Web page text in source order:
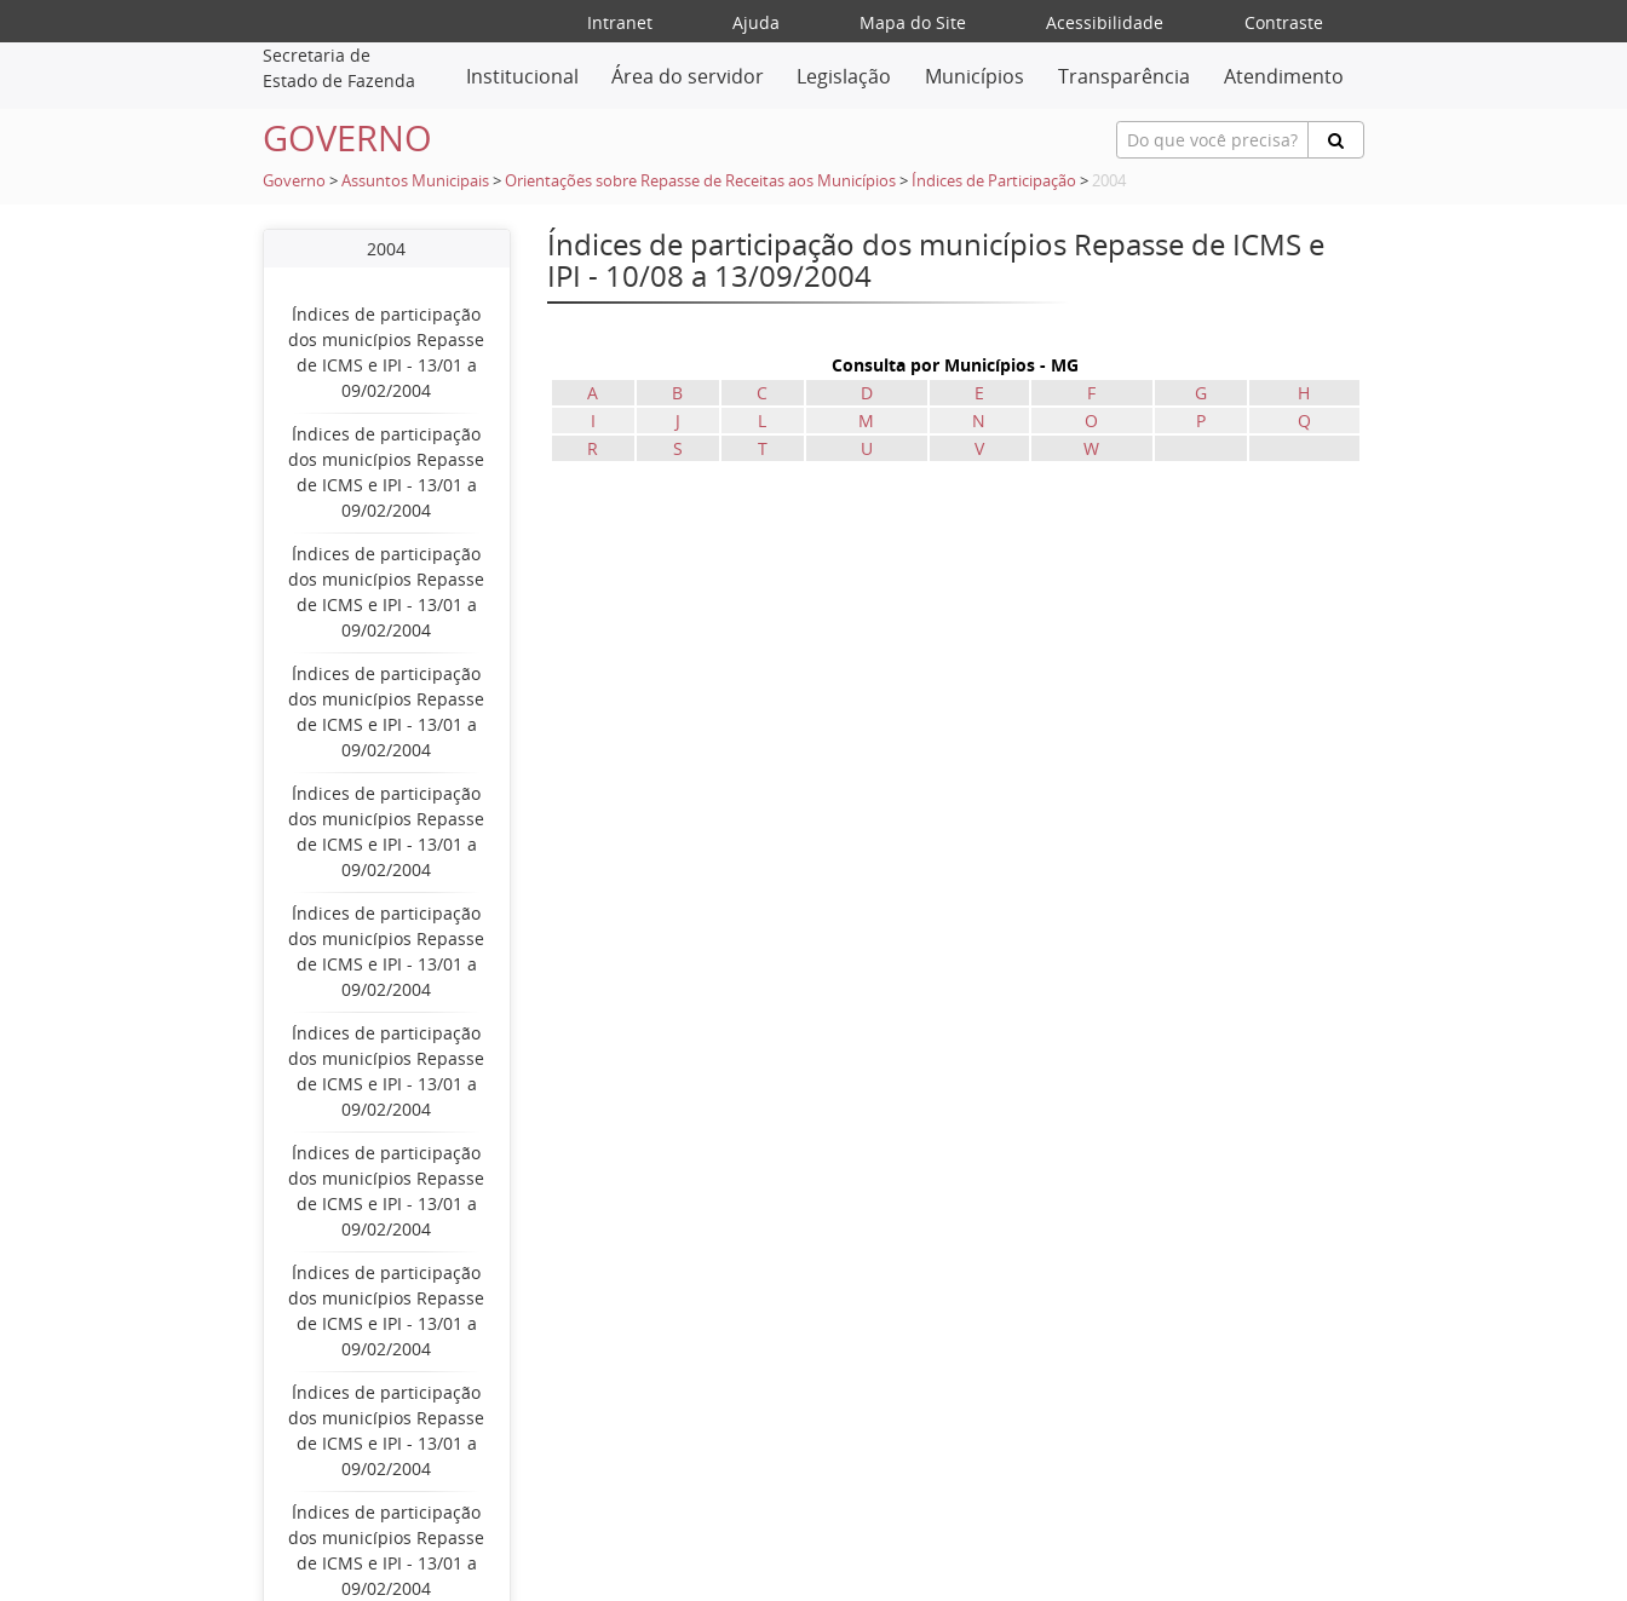
Intranet Ajuda Mapa do Site Acessibilidade
Contraste
Secretaria de
Estado de Fazenda
Institucional Área do servidor Legislação Municípios Transparência Atendimento
GOVERNO
Governo >Assuntos Municipais >Orientações sobre Repasse de Receitas aos Municípios > Índices de Participação > 2004
2004
Índices de participação
dos municípios Repasse
de ICMS e IPI - 13/01 a
09/02/2004
Índices de participação
dos municípios Repasse
de ICMS e IPI - 13/01 a
09/02/2004
Índices de participação
dos municípios Repasse
de ICMS e IPI - 13/01 a
09/02/2004
Índices de participação
dos municípios Repasse
de ICMS e IPI - 13/01 a
09/02/2004
Índices de participação
dos municípios Repasse
de ICMS e IPI - 13/01 a
09/02/2004
Índices de participação
dos municípios Repasse
de ICMS e IPI - 13/01 a
09/02/2004
Índices de participação
dos municípios Repasse
de ICMS e IPI - 13/01 a
09/02/2004
Índices de participação
dos municípios Repasse
de ICMS e IPI - 13/01 a
09/02/2004
Índices de participação
dos municípios Repasse
de ICMS e IPI - 13/01 a
09/02/2004
Índices de participação
dos municípios Repasse
de ICMS e IPI - 13/01 a
09/02/2004
Índices de participação
dos municípios Repasse
de ICMS e IPI - 13/01 a
09/02/2004
Índices de participação dos municípios Repasse de ICMS e
IPI - 10/08 a 13/09/2004
Consulta por Municípios - MG
A
B C D E F G
H
I
J L M N O P
Q
R
S T U V W